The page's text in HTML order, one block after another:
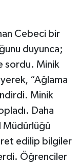
Cebeci bir
duyunca;
sordu. Minik
“Ağlama
Minik
Daha
Müdürlüğü
edilip bilgiler
Öğrenciler